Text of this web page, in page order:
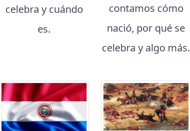
celebra y cuándo
es.
contamos cómo
nació, por qué se
celebra y algo más.